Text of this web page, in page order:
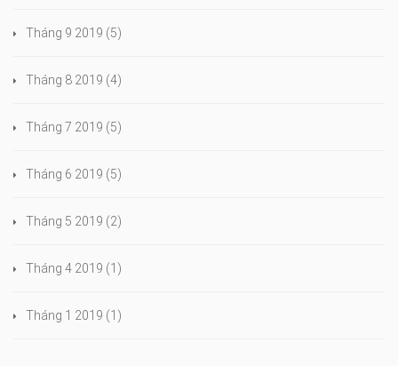
Tháng 9 2019 (5)
Tháng 8 2019 (4)
Tháng 7 2019 (5)
Tháng 6 2019 (5)
Tháng 5 2019 (2)
Tháng 4 2019 (1)
Tháng 1 2019 (1)